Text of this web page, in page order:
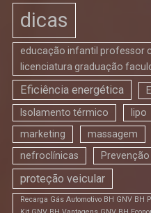
dicas
educação infantil professor
licenciatura graduação
Eficiência energética
Isolamento térmico
lipo
marketing massagem
nefroclínicas
proteção veicular
Recarga Gás Automotivo BH GNV BH